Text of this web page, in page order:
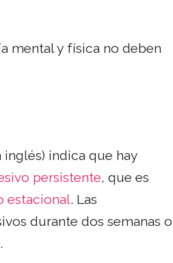
mental y física no deben
indica que hay
persistente, que es
estacional. Las
durante dos semanas o